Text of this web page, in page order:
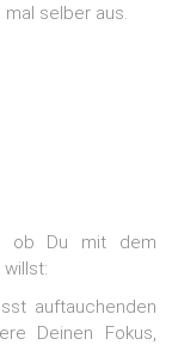
selber aus.
ob Du mit dem
auftauchenden
Deinen Fokus,